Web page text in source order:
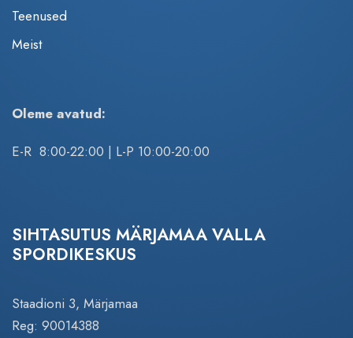
Teenused
Meist
Oleme avatud:
E-R 8:00-22:00 | L-P 10:00-20:00
SIHTASUTUS MÄRJAMAA VALLA
SPORDIKESKUS
Staadioni 3, Märjamaa
Reg: 90014388